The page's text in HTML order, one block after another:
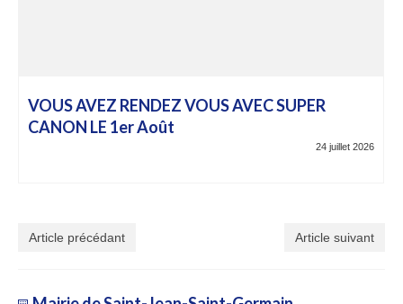
VOUS AVEZ RENDEZ VOUS AVEC SUPER
CANON LE 1er Août
24 juillet 2026
Article précédant Article suivant